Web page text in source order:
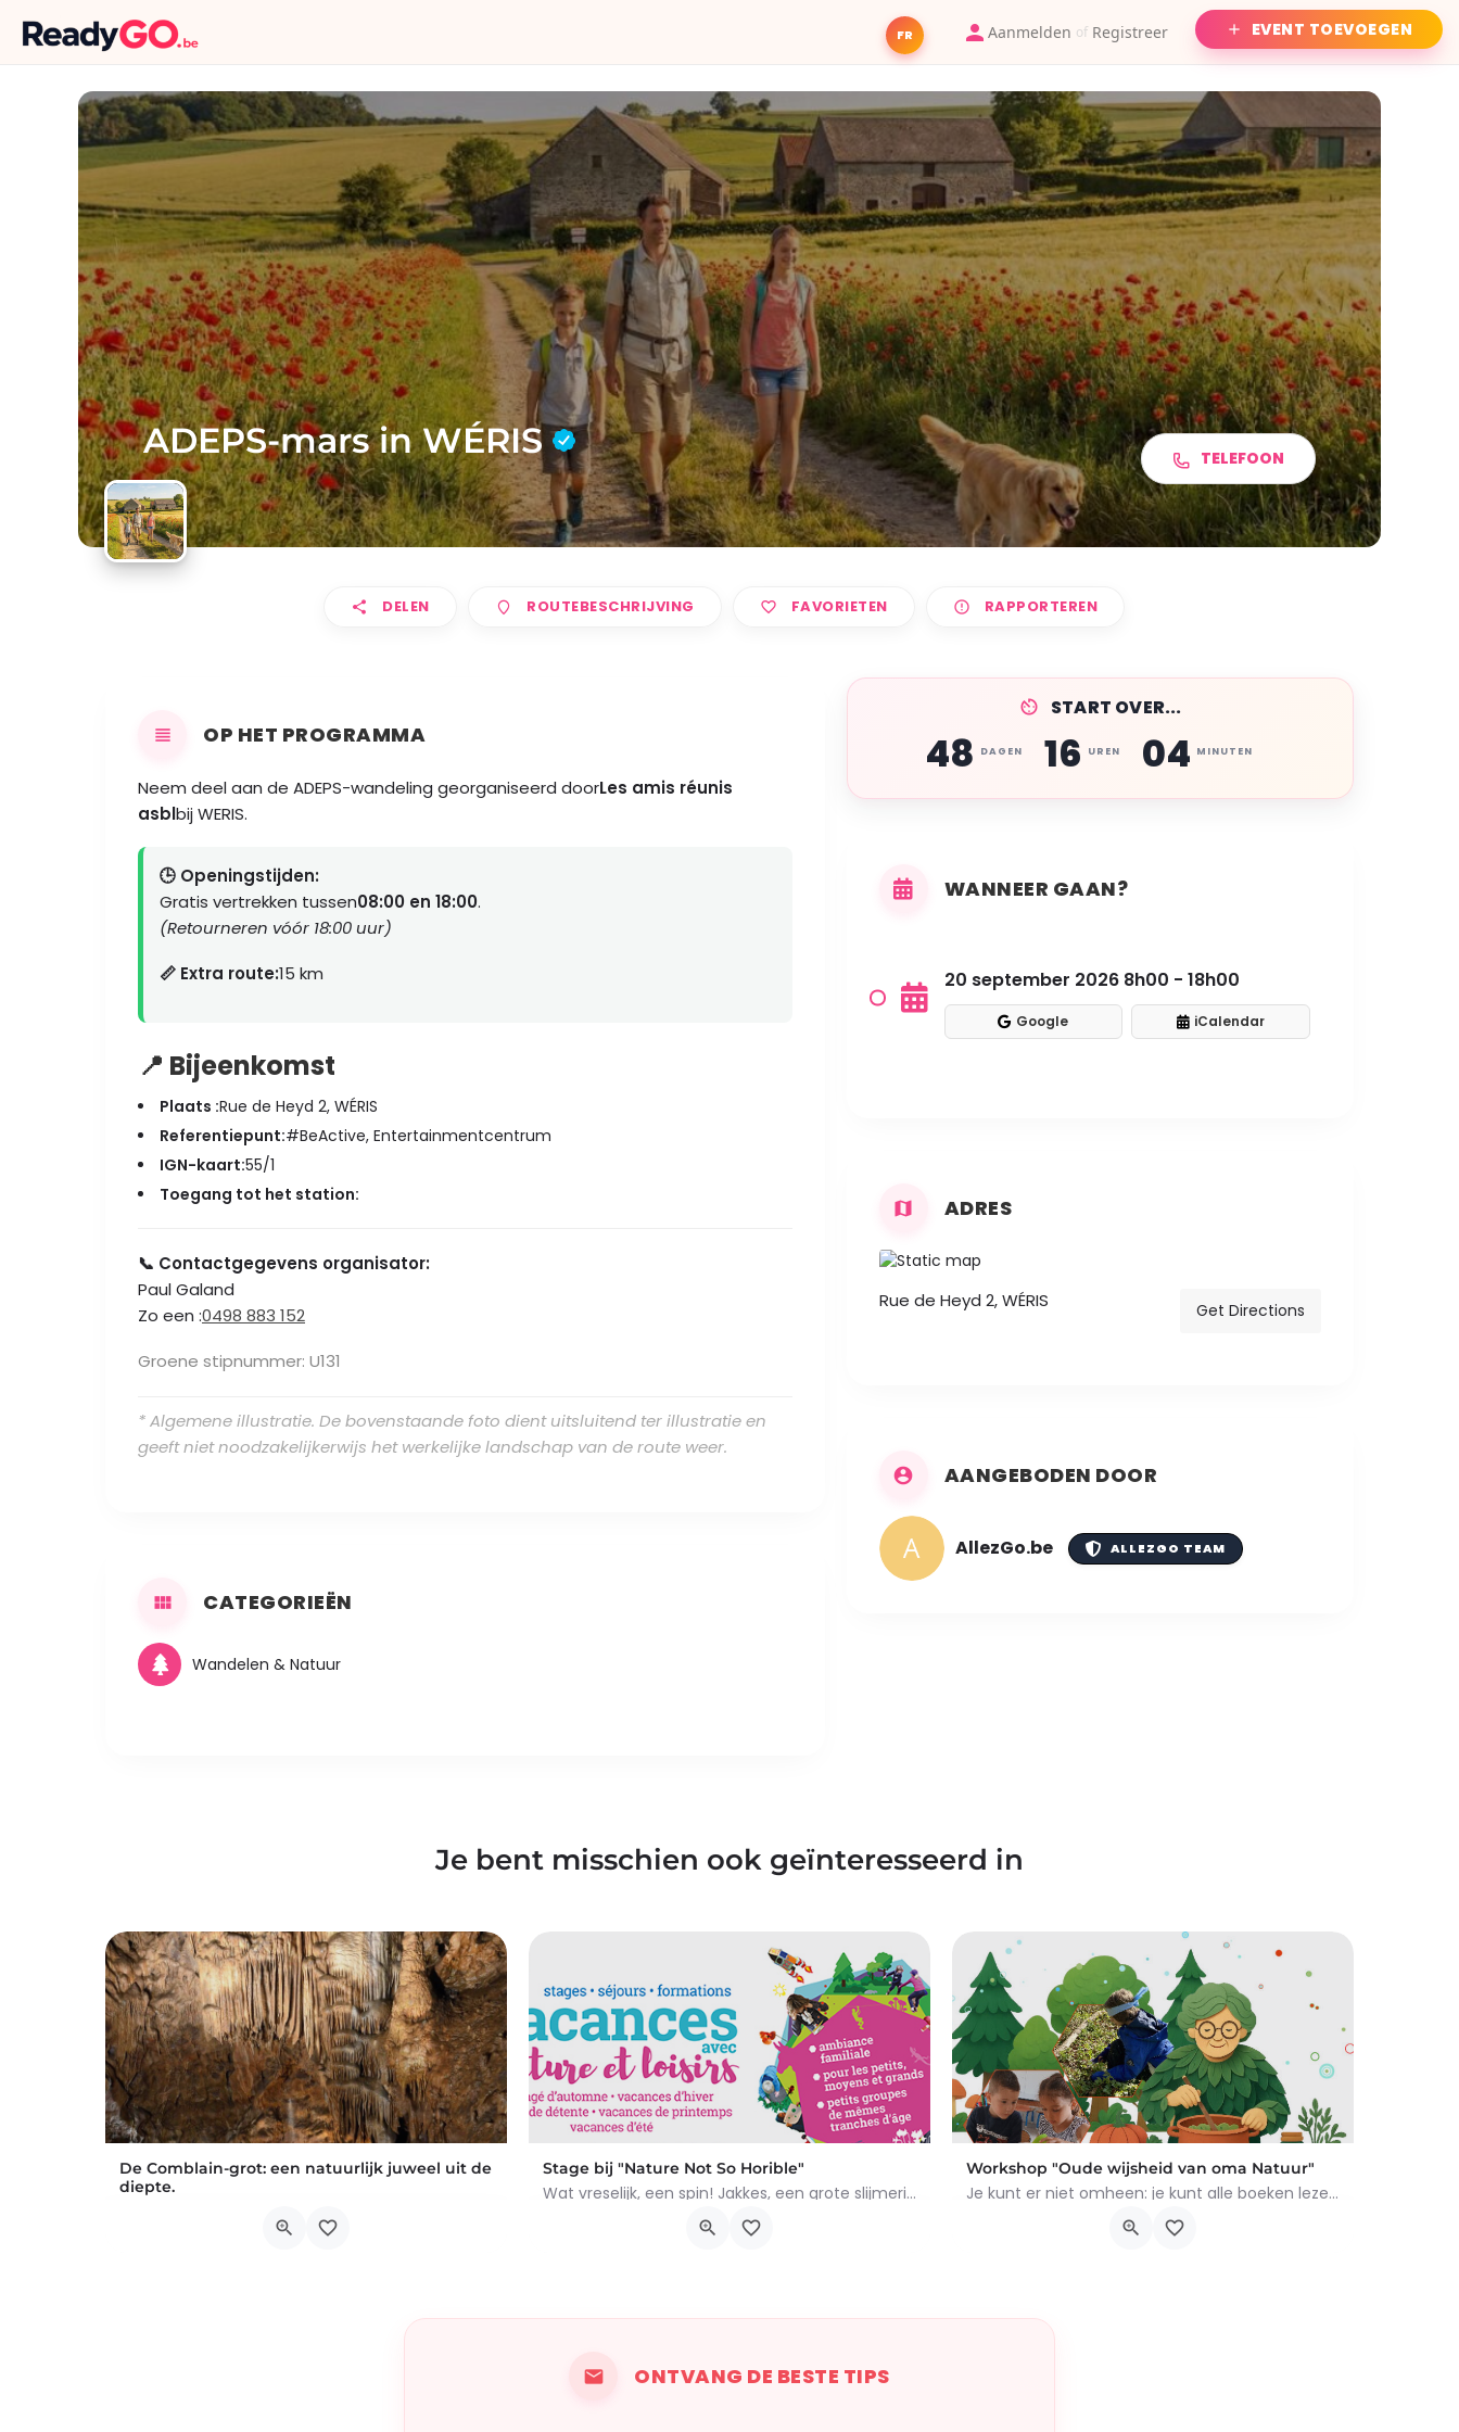
FR Aanmelden of Registreer EVENT TOEVOEGEN
ADEPS-mars in WÉRIS TELEFOON
DELEN ROUTEBESCHRIJVING FAVORIETEN RAPPORTEREN
OP HET PROGRAMMA
Neem deel aan de ADEPS-wandeling georganiseerd doorLes amis réunis
asblbij WERIS.
🕒 Openingstijden:
Gratis vertrekken tussen08:00 en 18:00.
(Retourneren vóór 18:00 uur)
📏 Extra route:15 km
📍 Bijeenkomst
Plaats :Rue de Heyd 2, WÉRIS
Referentiepunt:#BeActive, Entertainmentcentrum
IGN-kaart:55/1
Toegang tot het station:
📞 Contactgegevens organisator:
Paul Galand
Zo een :0498 883 152
Groene stipnummer: U131
* Algemene illustratie. De bovenstaande foto dient uitsluitend ter illustratie en
geeft niet noodzakelijkerwijs het werkelijke landschap van de route weer.
CATEGORIEËN
Wandelen & Natuur
START OVER...
48 DAGEN 16 UREN 04 MINUTEN
WANNEER GAAN?
20 september 2026 8h00 - 18h00
Google iCalendar
ADRES
Rue de Heyd 2, WÉRIS Get Directions
AANGEBODEN DOOR
AllezGo.be ALLEZGO TEAM
Je bent misschien ook geïnteresseerd in
De Comblain-grot: een natuurlijk juweel uit de
diepte.
Rue des Grottes 46, Comblain-au-Pont
Stage bij "Nature Not So Horible"
Wat vreselijk, een spin! Jakkes, een grote slijmerige regenworm! En slakken, daar wil ik het al helemaal niet…
Chemin du Rosoir 10, Braine-le-Château
Workshop "Oude wijsheid van oma Natuur"
Je kunt er niet omheen: je kunt alle boeken lezen die je wilt, maar niets overtreft de tips en trucs van Oma…
Chemin du Rosoir 10, Braine-le-Château
ONTVANG DE BESTE TIPS